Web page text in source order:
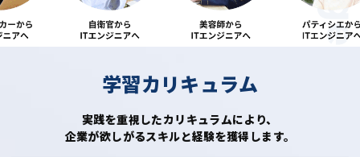
学習カリキュラム
実践を重視したカリキュラムにより、
企業が欲しがるスキルと経験を獲得します。